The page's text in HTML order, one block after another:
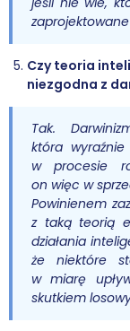
Czy teoria
niezgodna z
Tak.
która
w procesie
on więc w
Powinienem
z taką teorią
działania
że niektóre
w miarę
skutkiem